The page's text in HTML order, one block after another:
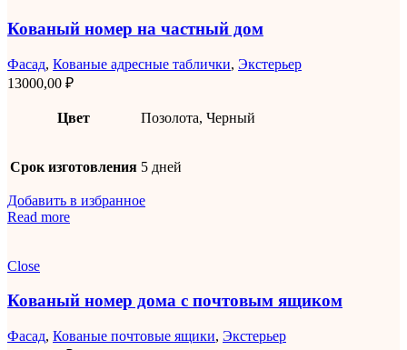
Кованый номер на частный дом
Фасад, Кованые адресные таблички, Экстерьер
13000,00 ₽
Цвет Позолота, Черный
Срок изготовления 5 дней
Добавить в избранное
Read more
Close
Кованый номер дома с почтовым ящиком
Фасад, Кованые почтовые ящики, Экстерьер